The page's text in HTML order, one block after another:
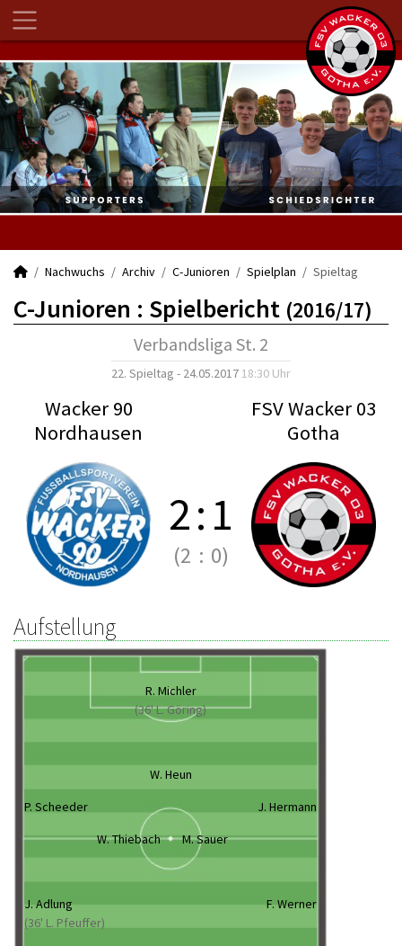
Nachwuchs Archiv C-Junioren Spielplan Spieltag
C-Junioren : Spielbericht (2016/17)
Verbandsliga St. 2
22. Spieltag - 24.05.2017 18:30 Uhr
Wacker 90
Nordhausen
FSV Wacker 03
Gotha
2:1
(2 : 0)
Aufstellung
R. Michler
(36' L. Göring)
W. Heun
P. Scheeder
J. Hermann
W. Thiebach
M. Sauer
J. Adlung
(36' L. Pfeuffer)
F. Werner